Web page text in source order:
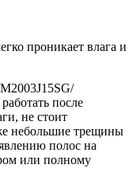
проникает влага и
после
не стоит
небольшие трещины
полос на
или полному